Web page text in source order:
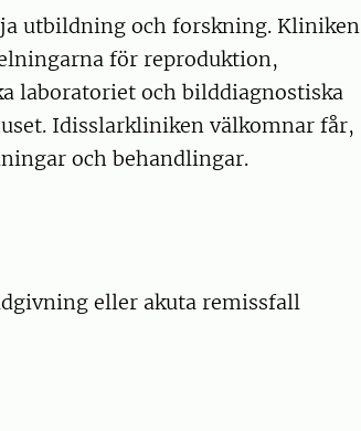
utbildning och forskning. Kliniken
för reproduktion,
laboratoriet och bilddiagnostiska
Idisslarkliniken välkomnar får,
och behandlingar.
eller akuta remissfall